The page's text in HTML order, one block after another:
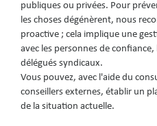
publiques ou privées. Pour
les choses dégénèrent, nous
proactive ; cela implique une
avec les personnes de
délégués syndicaux.
Vous pouvez, avec l'aide du
conseillers externes, établir un
de la situation actuelle.